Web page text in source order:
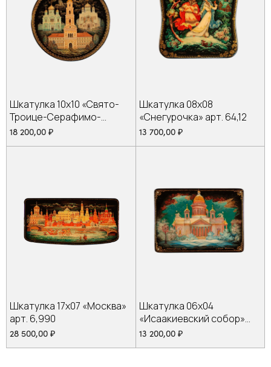
Шкатулка 10х10 «Свято-
Троице-Серафимо-
Дивеевский монастырь»
18 200,00 ₽
Шкатулка 08х08
«Снегурочка» арт. 64,12
13 700,00 ₽
Шкатулка 17х07 «Москва»
арт. 6,990
28 500,00 ₽
Шкатулка 06х04
«Исаакиевский собор»
арт.142,1
13 200,00 ₽